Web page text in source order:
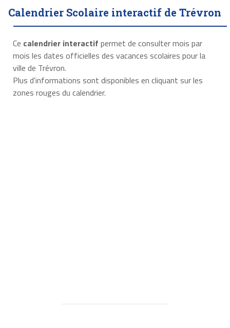
Calendrier Scolaire interactif de Trévron
Ce calendrier interactif permet de consulter mois par
mois les dates officielles des vacances scolaires pour la
ville de Trévron.
Plus d'informations sont disponibles en cliquant sur les
zones rouges du calendrier.